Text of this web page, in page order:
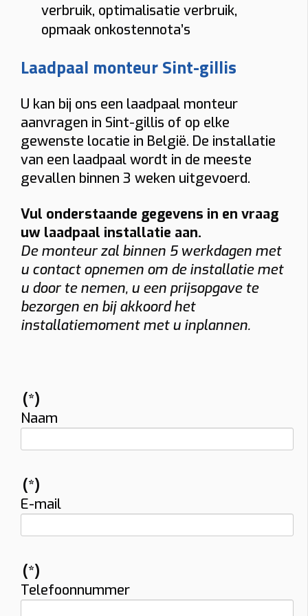
verbruik, optimalisatie verbruik,
opmaak onkostennota’s
Laadpaal monteur Sint-gillis
U kan bij ons een laadpaal monteur
aanvragen in Sint-gillis of op elke
gewenste locatie in België. De installatie
van een laadpaal wordt in de meeste
gevallen binnen 3 weken uitgevoerd.
Vul onderstaande gegevens in en vraag
uw laadpaal installatie aan.
De monteur zal binnen 5 werkdagen met
u contact opnemen om de installatie met
u door te nemen, u een prijsopgave te
bezorgen en bij akkoord het
installatiemoment met u inplannen.
(*)
Naam
(*)
E-mail
(*)
Telefoonnummer